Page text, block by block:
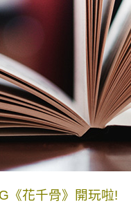
《花千骨》開玩啦!